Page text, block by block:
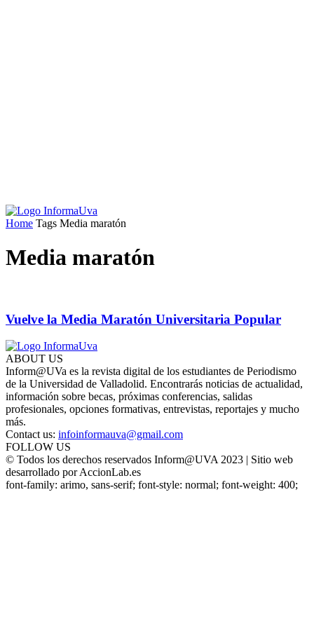
Home Tags Media maratón
Media maratón
Vuelve la Media Maratón Universitaria Popular
ABOUT US
Inform@UVa es la revista digital de los estudiantes de Periodismo
de la Universidad de Valladolid. Encontrarás noticias de actualidad,
información sobre becas, próximas conferencias, salidas
profesionales, opciones formativas, entrevistas, reportajes y mucho
más.
Contact us: infoinformauva@gmail.com
FOLLOW US
© Todos los derechos reservados Inform@UVA 2023 | Sitio web
desarrollado por AccionLab.es
font-family: arimo, sans-serif; font-style: normal; font-weight: 400;